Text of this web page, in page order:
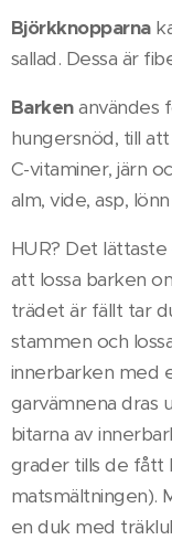
Björkknopparna
sallad. Dessa är
Barkenanvändes
hungersnöd, till
C-vitaminer, järn
alm, vide, asp,
HUR? Det
att lossa barken
trädet är fällt tar
stammen och
innerbarken med
garvämnena dras
bitarna av
grader tills de fått
matsmältningen).
en duk med